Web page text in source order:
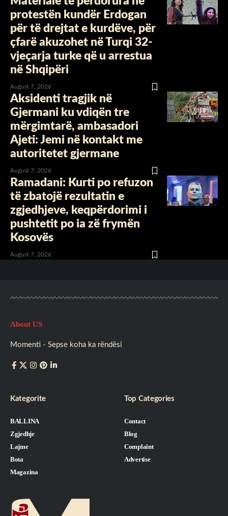
protestën kundër Erdogan
për të drejtat e kurdëve, për
çfarë akuzohet në Turqi 32-
vjeçarja turke që u arrestua
në Shqipëri
August 7, 2026
Aksidenti tragjik në
Gjermani ku vdiqën tre
mërgimtarë, ambasadori
Ajeti: Jemi në kontakt me
autoritetet gjermane
August 7, 2026
Ramadani: Kurti po refuzon
të zbatojë rezultatin e
zgjedhjeve, keqpërdorimi i
pushtetit po ia zë frymën
Kosovës
August 7, 2026
About US
Momenti - Sepse koha ka rëndësi
Kategorite
BALLINA
Zgjedhje
Lajme
Bota
Magazina
Top Categories
Contact
Blog
Complaint
Advertise